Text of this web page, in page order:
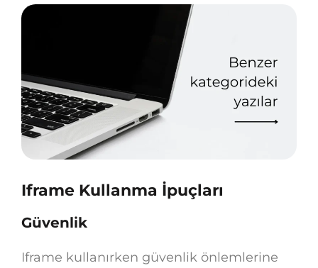
Iframe Kullanma İpuçları
Güvenlik
Iframe kullanırken güvenlik önlemlerine